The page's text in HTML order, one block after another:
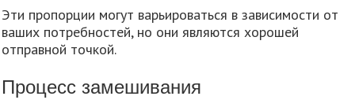
Эти пропорции могут варьироваться в зависимости от
ваших потребностей, но они являются хорошей
отправной точкой.
Процесс замешивания